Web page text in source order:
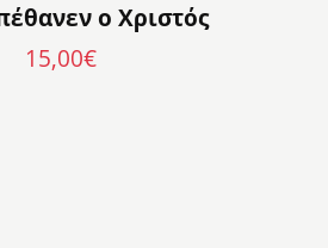
ο Χριστός
15,00€